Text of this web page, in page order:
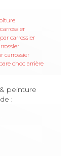
carrossier
carrossier
choc arrière
peinture
: